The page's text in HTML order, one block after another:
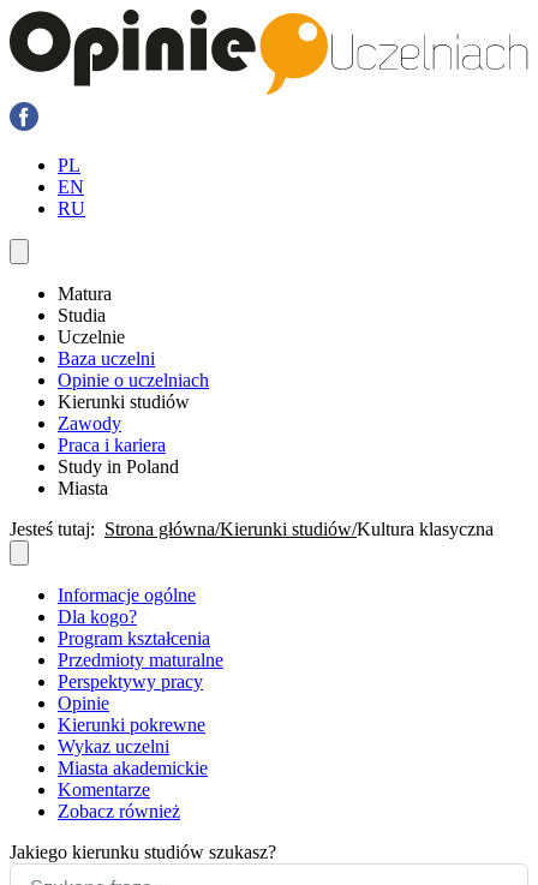
PL
EN
RU
Matura
Studia
Uczelnie
Baza uczelni
Opinie o uczelniach
Kierunki studiów
Zawody
Praca i kariera
Study in Poland
Miasta
Jesteś tutaj: Strona główna Kierunki studiów Kultura klasyczna
Informacje ogólne
Dla kogo?
Program kształcenia
Przedmioty maturalne
Perspektywy pracy
Opinie
Kierunki pokrewne
Wykaz uczelni
Miasta akademickie
Komentarze
Zobacz również
Jakiego kierunku studiów szukasz?